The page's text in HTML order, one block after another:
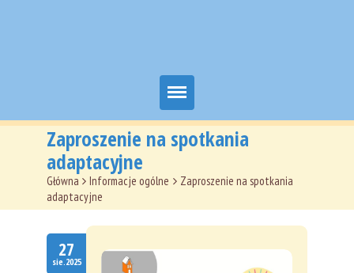
Główna
O nas
Aktualności
Oferta
Dokumenty
Zaproszenie na spotkania
adaptacyjne
Główna > Informacje ogólne > Zaproszenie na spotkania
adaptacyjne
27
sie.2025